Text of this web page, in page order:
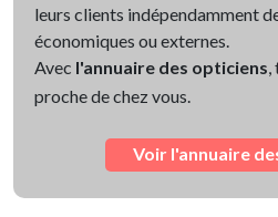
leurs clients indépendamment
économiques ou externes.
Avec l'annuaire des opticiens,
proche de chez vous.
Voir l'annuaire